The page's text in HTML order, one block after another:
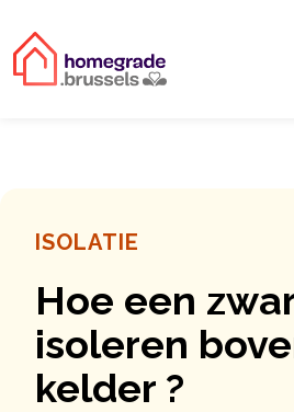
ISOLATIE
Hoe een
isoleren
kelder ?